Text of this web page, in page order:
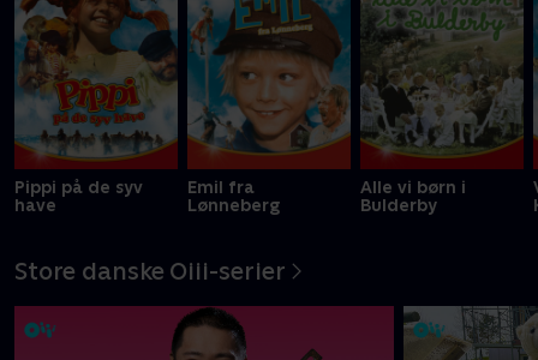
Pippi på de syv
have
Emil fra
Lønneberg
Alle vi børn i
Bulderby
Store danske Oiii-serier